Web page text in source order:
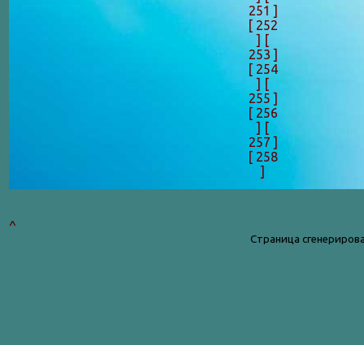
251 ]
[ 252
] [
253 ]
[ 254
] [
255 ]
[ 256
] [
257 ]
[ 258
]
^
Страница